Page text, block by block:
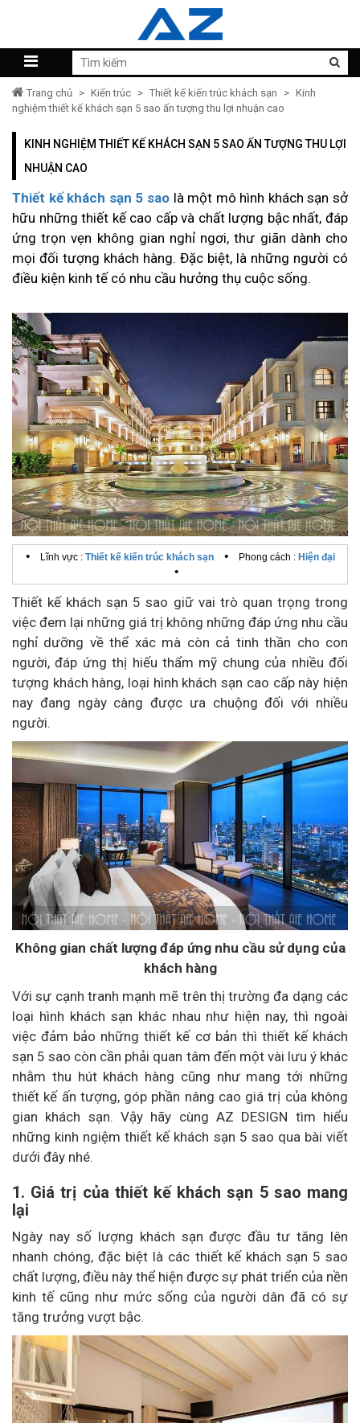
Trang chủ > Kiến trúc > Thiết kế kiến trúc khách sạn > Kinh
nghiệm thiết kế khách sạn 5 sao ấn tượng thu lợi nhuận cao
KINH NGHIỆM THIẾT KẾ KHÁCH SẠN 5 SAO ẤN TƯỢNG THU LỢI
NHUẬN CAO
Thiết kế khách sạn 5 saolà một mô hình khách sạn sở
hữu những thiết kế cao cấp và chất lượng bậc nhất, đáp
ứng trọn vẹn không gian nghỉ ngơi, thư giãn dành cho
mọi đối tượng khách hàng. Đặc biệt, là những người có
điều kiện kinh tế có nhu cầu hưởng thụ cuộc sống.
• Lĩnh vực : Thiết kế kiến trúc khách sạn • Phong cách : Hiện đại
•
Thiết kế khách sạn 5 sao giữ vai trò quan trọng trong
việc đem lại những giá trị không những đáp ứng nhu cầu
nghỉ dưỡng về thể xác mà còn cả tinh thần cho con
người, đáp ứng thị hiếu thẩm mỹ chung của nhiều đối
tượng khách hàng, loại hình khách sạn cao cấp này hiện
nay đang ngày càng được ưa chuộng đối với nhiều
người.
Không gian chất lượng đáp ứng nhu cầu sử dụng của
khách hàng
Với sự cạnh tranh mạnh mẽ trên thị trường đa dạng các
loại hình khách sạn khác nhau như hiện nay, thì ngoài
việc đảm bảo những thiết kế cơ bản thì thiết kế khách
sạn 5 sao còn cần phải quan tâm đến một vài lưu ý khác
nhằm thu hút khách hàng cũng như mang tới những
thiết kế ấn tượng, góp phần nâng cao giá trị của không
gian khách sạn. Vậy hãy cùng AZ DESIGN tìm hiểu
những kinh ngiệm thiết kế khách sạn 5 sao qua bài viết
dưới đây nhé.
1. Giá trị của thiết kế khách sạn 5 sao mang
lại
Ngày nay số lượng khách sạn được đầu tư tăng lên
nhanh chóng, đặc biệt là các thiết kế khách sạn 5 sao
chất lượng, điều này thể hiện được sự phát triển của nền
kinh tế cũng như mức sống của người dân đã có sự
tăng trưởng vượt bậc.